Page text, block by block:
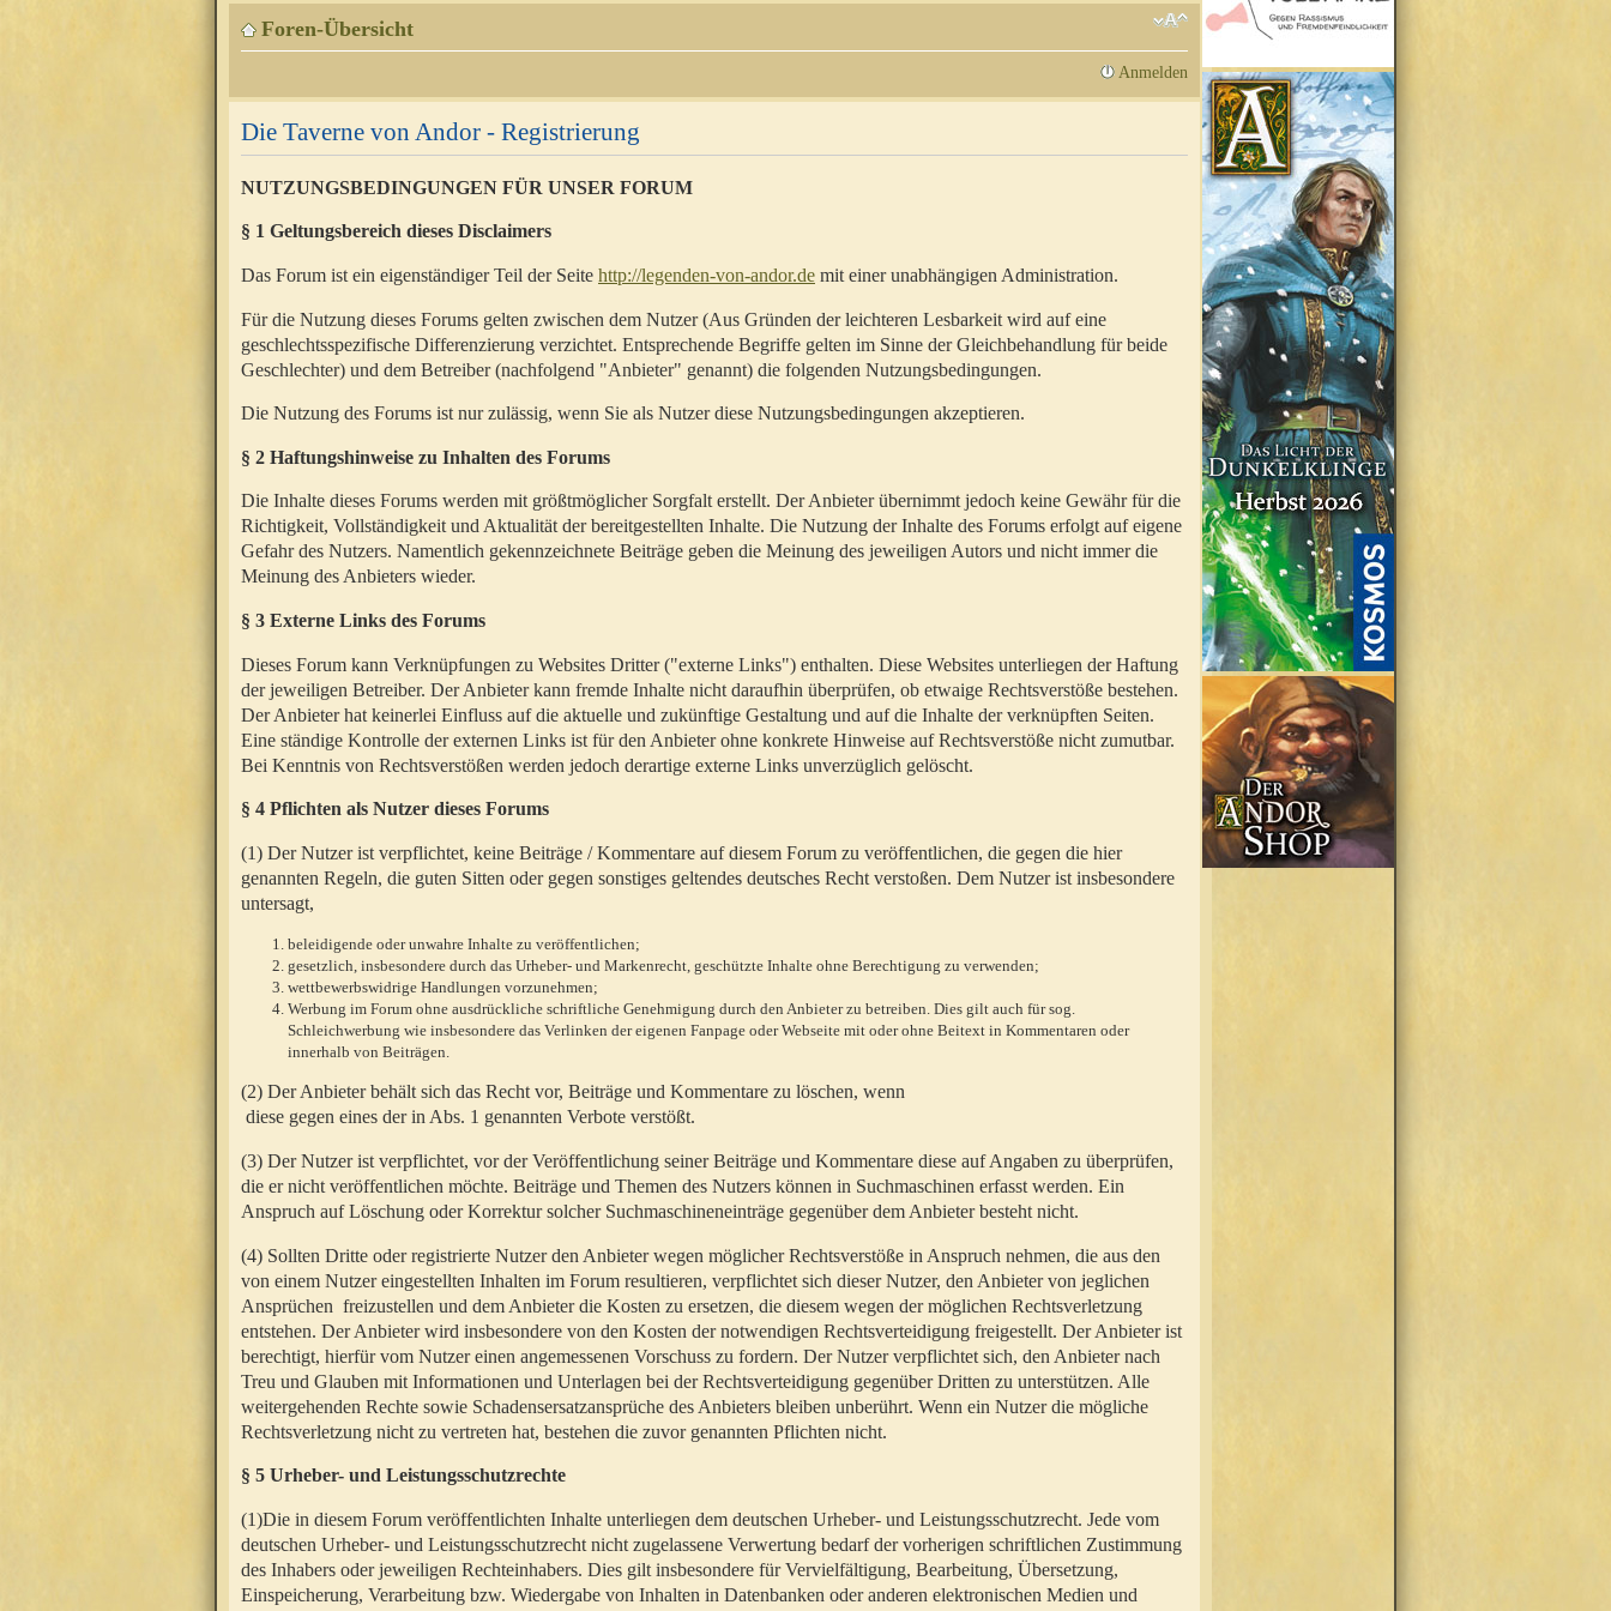
Foren-Übersicht
Anmelden
Die Taverne von Andor - Registrierung
NUTZUNGSBEDINGUNGEN FÜR UNSER FORUM
§ 1 Geltungsbereich dieses Disclaimers
Das Forum ist ein eigenständiger Teil der Seite http://legenden-von-andor.de mit einer unabhängigen Administration.
Für die Nutzung dieses Forums gelten zwischen dem Nutzer (Aus Gründen der leichteren Lesbarkeit wird auf eine
geschlechtsspezifische Differenzierung verzichtet. Entsprechende Begriffe gelten im Sinne der Gleichbehandlung für beide
Geschlechter) und dem Betreiber (nachfolgend "Anbieter" genannt) die folgenden Nutzungsbedingungen.
Die Nutzung des Forums ist nur zulässig, wenn Sie als Nutzer diese Nutzungsbedingungen akzeptieren.
§ 2 Haftungshinweise zu Inhalten des Forums
Die Inhalte dieses Forums werden mit größtmöglicher Sorgfalt erstellt. Der Anbieter übernimmt jedoch keine Gewähr für die
Richtigkeit, Vollständigkeit und Aktualität der bereitgestellten Inhalte. Die Nutzung der Inhalte des Forums erfolgt auf eigene
Gefahr des Nutzers. Namentlich gekennzeichnete Beiträge geben die Meinung des jeweiligen Autors und nicht immer die
Meinung des Anbieters wieder.
§ 3 Externe Links des Forums
Dieses Forum kann Verknüpfungen zu Websites Dritter ("externe Links") enthalten. Diese Websites unterliegen der Haftung
der jeweiligen Betreiber. Der Anbieter kann fremde Inhalte nicht daraufhin überprüfen, ob etwaige Rechtsverstöße bestehen.
Der Anbieter hat keinerlei Einfluss auf die aktuelle und zukünftige Gestaltung und auf die Inhalte der verknüpften Seiten.
Eine ständige Kontrolle der externen Links ist für den Anbieter ohne konkrete Hinweise auf Rechtsverstöße nicht zumutbar.
Bei Kenntnis von Rechtsverstößen werden jedoch derartige externe Links unverzüglich gelöscht.
§ 4 Pflichten als Nutzer dieses Forums
(1) Der Nutzer ist verpflichtet, keine Beiträge / Kommentare auf diesem Forum zu veröffentlichen, die gegen die hier
genannten Regeln, die guten Sitten oder gegen sonstiges geltendes deutsches Recht verstoßen. Dem Nutzer ist insbesondere
untersagt,
beleidigende oder unwahre Inhalte zu veröffentlichen;
gesetzlich, insbesondere durch das Urheber- und Markenrecht, geschützte Inhalte ohne Berechtigung zu verwenden;
wettbewerbswidrige Handlungen vorzunehmen;
Werbung im Forum ohne ausdrückliche schriftliche Genehmigung durch den Anbieter zu betreiben. Dies gilt auch für sog.
Schleichwerbung wie insbesondere das Verlinken der eigenen Fanpage oder Webseite mit oder ohne Beitext in Kommentaren oder
innerhalb von Beiträgen.
(2) Der Anbieter behält sich das Recht vor, Beiträge und Kommentare zu löschen, wenn
diese gegen eines der in Abs. 1 genannten Verbote verstößt.
(3) Der Nutzer ist verpflichtet, vor der Veröffentlichung seiner Beiträge und Kommentare diese auf Angaben zu überprüfen,
die er nicht veröffentlichen möchte. Beiträge und Themen des Nutzers können in Suchmaschinen erfasst werden. Ein
Anspruch auf Löschung oder Korrektur solcher Suchmaschineneinträge gegenüber dem Anbieter besteht nicht.
(4) Sollten Dritte oder registrierte Nutzer den Anbieter wegen möglicher Rechtsverstöße in Anspruch nehmen, die aus den
von einem Nutzer eingestellten Inhalten im Forum resultieren, verpflichtet sich dieser Nutzer, den Anbieter von jeglichen
Ansprüchen freizustellen und dem Anbieter die Kosten zu ersetzen, die diesem wegen der möglichen Rechtsverletzung
entstehen. Der Anbieter wird insbesondere von den Kosten der notwendigen Rechtsverteidigung freigestellt. Der Anbieter ist
berechtigt, hierfür vom Nutzer einen angemessenen Vorschuss zu fordern. Der Nutzer verpflichtet sich, den Anbieter nach
Treu und Glauben mit Informationen und Unterlagen bei der Rechtsverteidigung gegenüber Dritten zu unterstützen. Alle
weitergehenden Rechte sowie Schadensersatzansprüche des Anbieters bleiben unberührt. Wenn ein Nutzer die mögliche
Rechtsverletzung nicht zu vertreten hat, bestehen die zuvor genannten Pflichten nicht.
§ 5 Urheber- und Leistungsschutzrechte
(1)Die in diesem Forum veröffentlichten Inhalte unterliegen dem deutschen Urheber- und Leistungsschutzrecht. Jede vom
deutschen Urheber- und Leistungsschutzrecht nicht zugelassene Verwertung bedarf der vorherigen schriftlichen Zustimmung
des Inhabers oder jeweiligen Rechteinhabers. Dies gilt insbesondere für Vervielfältigung, Bearbeitung, Übersetzung,
Einspeicherung, Verarbeitung bzw. Wiedergabe von Inhalten in Datenbanken oder anderen elektronischen Medien und